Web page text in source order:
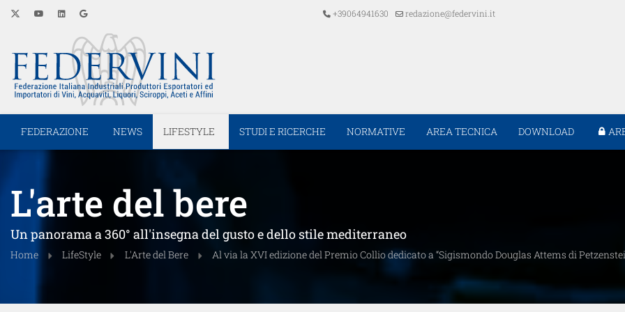
+39064941630 redazione@federvini.it
FEDERAZIONE NEWS LIFESTYLE STUDI E RICERCHE NORMATIVE AREA TECNICA DOWNLOAD
L'arte del bere
Un panorama a 360° all'insegna del gusto e dello stile mediterraneo
Home LifeStyle L'Arte del Bere Al via la XVI edizione del Premio Collio dedicato a “Sigismondo Douglas Attems di